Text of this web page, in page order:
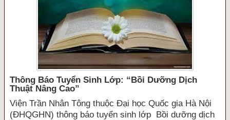
Thông Báo Tuyển Sinh Lớp: “bồi Dưỡng Dịch
Thuật Nâng Cao”
Viện Trần Nhân Tông thuộc Đại học Quốc gia Hà Nội
(ĐHQGHN) thông báo tuyển sinh lớp Bồi dưỡng dịch